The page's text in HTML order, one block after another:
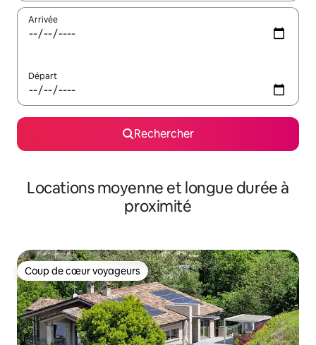
Arrivée
Départ
Rechercher
Locations moyenne et longue durée à
proximité
Coup de cœur voyageurs
Coup de cœur voyageurs